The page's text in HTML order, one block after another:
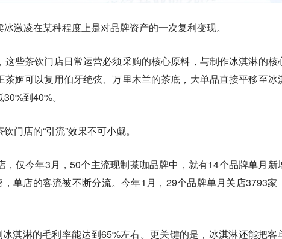
激凌在某种程度上是对品牌资产的一次复利变现。
些茶饮门店日常运营必须采购的核心原料，与制作冰淇淋的核
姬可以复用伯牙绝弦、万里木兰的茶底，大单品直接平移至冰
到40%。
门店的“引流”效果不可小觑。
，仅今年3月，50个主流现制茶咖品牌中，就有14个品牌单月新
单店的客流被不断分流。今年1月，29个品牌单月关店3793家
冰淇淋的毛利率能达到65%左右。更关键的是，冰淇淋还能把客